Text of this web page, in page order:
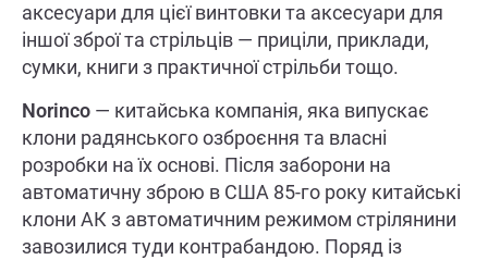
аксесуари для цієї винтовки та аксесуари для
іншої зброї та стрільців — приціли, приклади,
сумки, книги з практичної стрільби тощо.
Norinco — китайська компанія, яка випускає
клони радянського озброєння та власні
розробки на їх основі. Після заборони на
автоматичну зброю в США 85-го року китайські
клони АК з автоматичним режимом стрілянини
завозилися туди контрабандою. Поряд із